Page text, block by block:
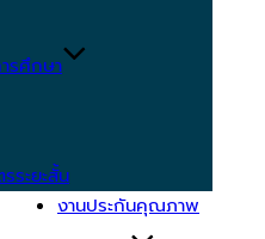
รศึกษา
ระยะสั้น
งานประกันคุณภาพ